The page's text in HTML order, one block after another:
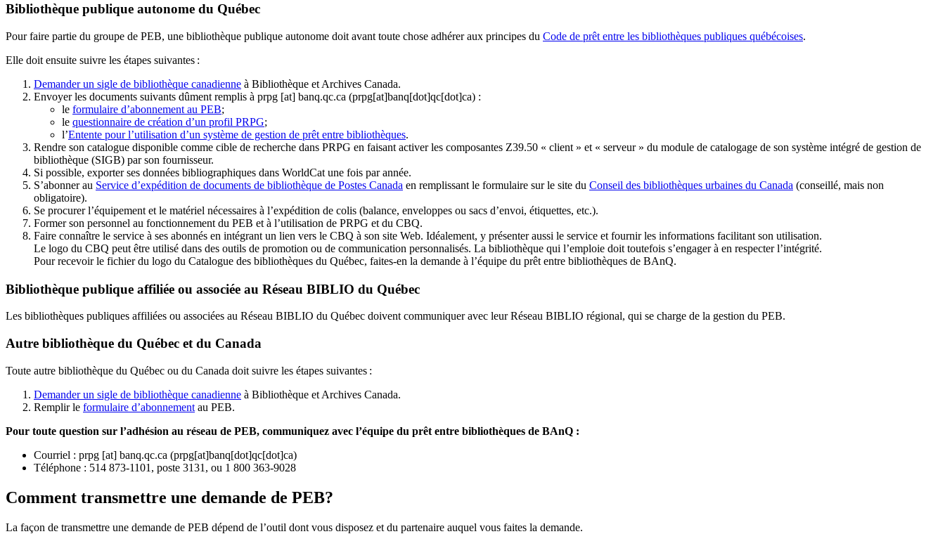
Bibliothèque publique autonome du Québec
Pour faire partie du groupe de PEB, une bibliothèque publique autonome doit avant toute chose adhérer aux principes du Code de prêt entre les bibliothèques publiques québécoises.
Elle doit ensuite suivre les étapes suivantes :
Demander un sigle de bibliothèque canadienne à Bibliothèque et Archives Canada.
Envoyer les documents suivants dûment remplis à prpg [at] banq.qc.ca (prpg[at]banq[dot]qc[dot]ca) :
le formulaire d’abonnement au PEB;
le questionnaire de création d’un profil PRPG;
l’Entente pour l’utilisation d’un système de gestion de prêt entre bibliothèques.
Rendre son catalogue disponible comme cible de recherche dans PRPG en faisant activer les composantes Z39.50 « client » et « serveur » du module de catalogage de son système intégré de gestion de
bibliothèque (SIGB) par son fournisseur.
Si possible, exporter ses données bibliographiques dans WorldCat une fois par année.
S’abonner au Service d’expédition de documents de bibliothèque de Postes Canada en remplissant le formulaire sur le site du Conseil des bibliothèques urbaines du Canada (conseillé, mais non
obligatoire).
Se procurer l’équipement et le matériel nécessaires à l’expédition de colis (balance, enveloppes ou sacs d’envoi, étiquettes, etc.).
Former son personnel au fonctionnement du PEB et à l’utilisation de PRPG et du CBQ.
Faire connaître le service à ses abonnés en intégrant un lien vers le CBQ à son site Web. Idéalement, y présenter aussi le service et fournir les informations facilitant son utilisation.
Le logo du CBQ peut être utilisé dans des outils de promotion ou de communication personnalisés. La bibliothèque qui l’emploie doit toutefois s’engager à en respecter l’intégrité.
Pour recevoir le fichier du logo du Catalogue des bibliothèques du Québec, faites-en la demande à l’équipe du prêt entre bibliothèques de BAnQ.
Bibliothèque publique affiliée ou associée au Réseau BIBLIO du Québec
Les bibliothèques publiques affiliées ou associées au Réseau BIBLIO du Québec doivent communiquer avec leur Réseau BIBLIO régional, qui se charge de la gestion du PEB.
Autre bibliothèque du Québec et du Canada
Toute autre bibliothèque du Québec ou du Canada doit suivre les étapes suivantes :
Demander un sigle de bibliothèque canadienne à Bibliothèque et Archives Canada.
Remplir le formulaire d’abonnement au PEB.
Pour toute question sur l’adhésion au réseau de PEB, communiquez avec l’équipe du prêt entre bibliothèques de BAnQ :
Courriel : prpg [at] banq.qc.ca (prpg[at]banq[dot]qc[dot]ca)
Téléphone : 514 873-1101, poste 3131, ou 1 800 363-9028
Comment transmettre une demande de PEB?
La façon de transmettre une demande de PEB dépend de l’outil dont vous disposez et du partenaire auquel vous faites la demande.